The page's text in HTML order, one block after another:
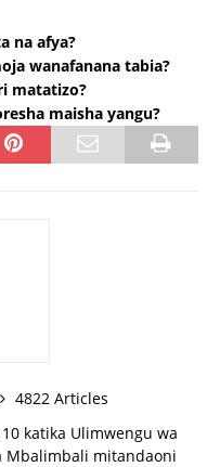
na afya?
wanafanana tabia?
matatizo?
maisha yangu?
4822 Articles
katika Ulimwengu wa
Mbalimbali mitandaoni